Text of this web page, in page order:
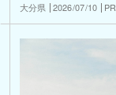
大分県 2026/07/10 PR